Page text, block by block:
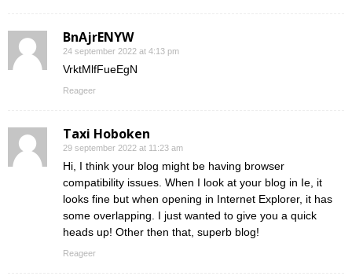
BnAjrENYW
24 september 2022 at 4:13 pm
VrktMlfFueEgN
Reageer
Taxi Hoboken
29 september 2022 at 11:23 am
Hi, I think your blog might be having browser
compatibility issues. When I look at your blog in Ie, it
looks fine but when opening in Internet Explorer, it has
some overlapping. I just wanted to give you a quick
heads up! Other then that, superb blog!
Reageer